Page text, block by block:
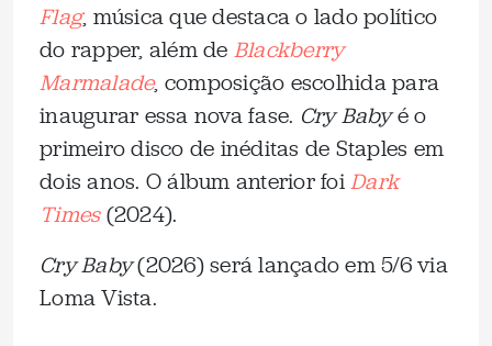
Flag, música que destaca o lado político
do rapper, além de Blackberry
Marmalade, composição escolhida para
inaugurar essa nova fase. Cry Babyé o
primeiro disco de inéditas de Staples em
dois anos. O álbum anterior foiDark
Times(2024).
Cry Baby(2026) será lançado em 5/6 via
Loma Vista.